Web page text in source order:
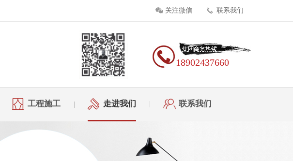
关注微信 联系我们
18902437660
工程施工 走进我们 联系我们